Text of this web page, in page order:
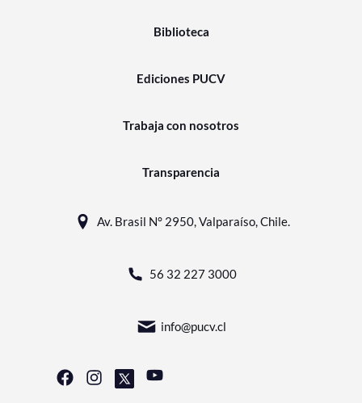
Biblioteca
Ediciones PUCV
Trabaja con nosotros
Transparencia
Av. Brasil N° 2950, Valparaíso, Chile.
56 32 227 3000
info@pucv.cl